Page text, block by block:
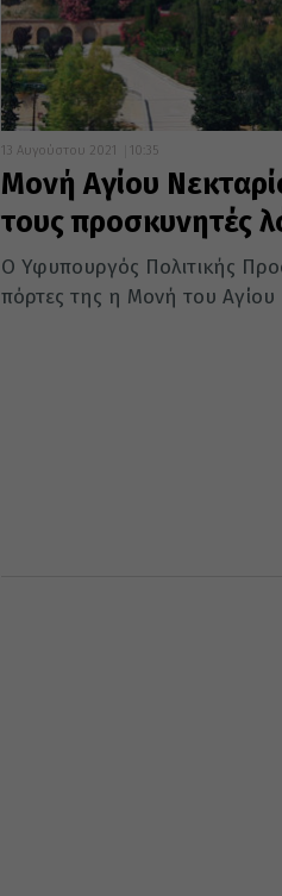
13 Αυγούστου 2021 10:35
Μονή Αγίου
τους προσκυνητές
Ο Υφυπουργός Πολιτικής
πόρτες της η Μονή του Αγίου